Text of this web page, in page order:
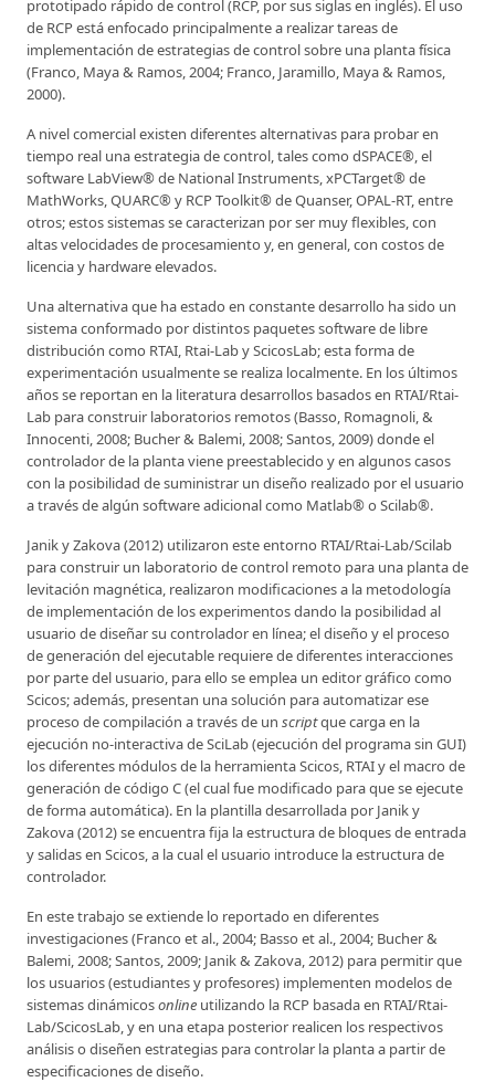
prototipado rápido de control (RCP, por sus siglas en inglés). El uso
de RCP está enfocado principalmente a realizar tareas de
implementación de estrategias de control sobre una planta física
(Franco, Maya & Ramos, 2004; Franco, Jaramillo, Maya & Ramos,
2000).
A nivel comercial existen diferentes alternativas para probar en
tiempo real una estrategia de control, tales como dSPACE®, el
software LabView® de National Instruments, xPCTarget® de
MathWorks, QUARC® y RCP Toolkit® de Quanser, OPAL-RT, entre
otros; estos sistemas se caracterizan por ser muy flexibles, con
altas velocidades de procesamiento y, en general, con costos de
licencia y hardware elevados.
Una alternativa que ha estado en constante desarrollo ha sido un
sistema conformado por distintos paquetes software de libre
distribución como RTAI, Rtai-Lab y ScicosLab; esta forma de
experimentación usualmente se realiza localmente. En los últimos
años se reportan en la literatura desarrollos basados en RTAI/Rtai-
Lab para construir laboratorios remotos (Basso, Romagnoli, &
Innocenti, 2008; Bucher & Balemi, 2008; Santos, 2009) donde el
controlador de la planta viene preestablecido y en algunos casos
con la posibilidad de suministrar un diseño realizado por el usuario
a través de algún software adicional como Matlab® o Scilab®.
Janik y Zakova (2012) utilizaron este entorno RTAI/Rtai-Lab/Scilab
para construir un laboratorio de control remoto para una planta de
levitación magnética, realizaron modificaciones a la metodología
de implementación de los experimentos dando la posibilidad al
usuario de diseñar su controlador en línea; el diseño y el proceso
de generación del ejecutable requiere de diferentes interacciones
por parte del usuario, para ello se emplea un editor gráfico como
Scicos; además, presentan una solución para automatizar ese
proceso de compilación a través de un scriptque carga en la
ejecución no-interactiva de SciLab (ejecución del programa sin GUI)
los diferentes módulos de la herramienta Scicos, RTAI y el macro de
generación de código C (el cual fue modificado para que se ejecute
de forma automática). En la plantilla desarrollada por Janik y
Zakova (2012) se encuentra fija la estructura de bloques de entrada
y salidas en Scicos, a la cual el usuario introduce la estructura de
controlador.
En este trabajo se extiende lo reportado en diferentes
investigaciones (Franco et al., 2004; Basso et al., 2004; Bucher &
Balemi, 2008; Santos, 2009; Janik & Zakova, 2012) para permitir que
los usuarios (estudiantes y profesores) implementen modelos de
sistemas dinámicosonline utilizando la RCP basada en RTAI/Rtai-
Lab/ScicosLab, y en una etapa posterior realicen los respectivos
análisis o diseñen estrategias para controlar la planta a partir de
especificaciones de diseño.